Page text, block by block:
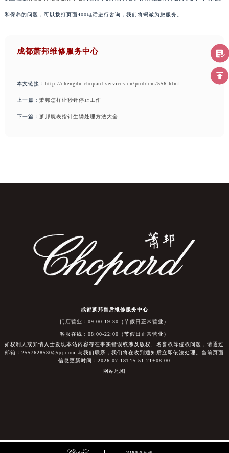
和保养的问题，可以拨打页面400电话进行咨询，我们将竭诚为您服务。
成都萧邦维修服务中心
本文链接： http://chengdu.chopard-services.cn/problem/556.html
上一篇： 萧邦怎样让秒针停止工作
下一篇： 萧邦腕表指针生锈处理方法大全
成都萧邦售后维修服务中心
门店营业：09:00-19:30（节假日正常营业）
客服在线：08:00-22:00（节假日正常营业）
如权利人或知情人士发现本站内容存在事实错误或涉及版权、名誉权等侵权问题，请通过
邮箱：2557628530@qq.com 与我们联系，我们将在收到通知后立即依法处理。当前页面
信息更新时间：2026-07-18T15:51:21+08:00
网站地图